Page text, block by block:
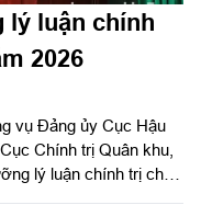
lý luận chính
2026
vụ Đảng ủy Cục Hậu
Chính trị Quân khu,
lý luận chính trị cho